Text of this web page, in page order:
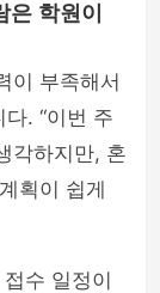
학원이
이 부족해서
. “이번 주
각하지만, 혼
획이 쉽게
수 일정이